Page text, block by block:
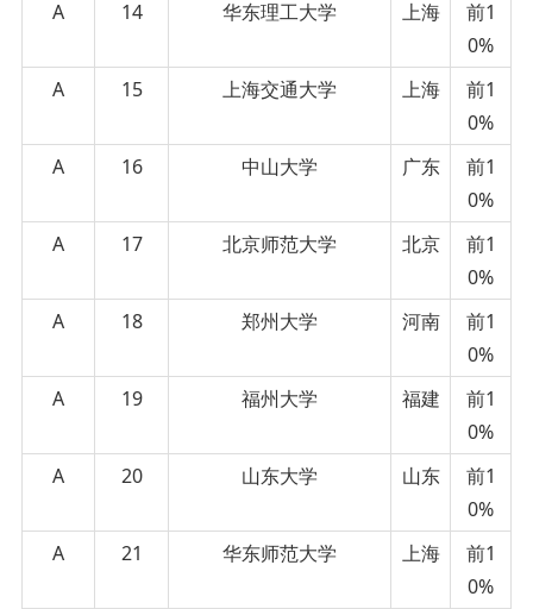
A
14 华东理工大学 上海
前1
0%
A
15 上海交通大学 上海
前1
0%
A
16 中山大学 广东
前1
0%
A
17 北京师范大学 北京
前1
0%
A
18 郑州大学 河南
前1
0%
A
19 福州大学 福建
前1
0%
A
20 山东大学 山东
前1
0%
A
21 华东师范大学 上海
前1
0%